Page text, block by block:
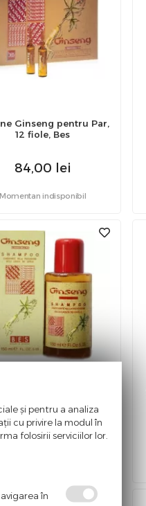
Ginseng pentru Par,
12 fiole, Bes
84,00 lei
indisponibil
Bes
25,00 lei
și pentru a analiza
cu privire la modul în
folosirii serviciilor lor.
în